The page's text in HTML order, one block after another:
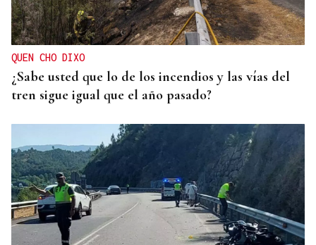
QUEN CHO DIXO
¿Sabe usted que lo de los incendios y las vías del
tren sigue igual que el año pasado?